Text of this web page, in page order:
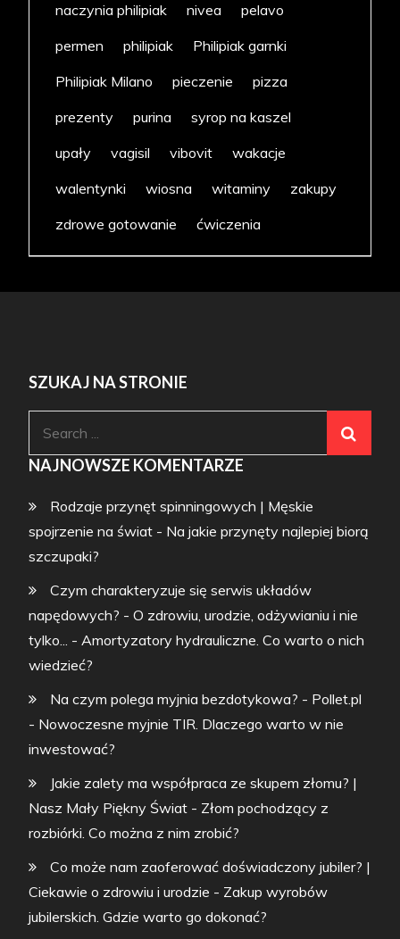
naczynia philipiak
nivea
pelavo
permen
philipiak
Philipiak garnki
Philipiak Milano
pieczenie
pizza
prezenty
purina
syrop na kaszel
upały
vagisil vibovit
wakacje
walentynki
wiosna witaminy
zakupy
zdrowe gotowanie
ćwiczenia
SZUKAJ NA STRONIE
NAJNOWSZE KOMENTARZE
Rodzaje przynęt spinningowych | Męskie
spojrzenie na świat - Na jakie przynęty najlepiej biorą
szczupaki?
Czym charakteryzuje się serwis układów
napędowych? - O zdrowiu, urodzie, odżywianiu i nie
tylko... -Amortyzatory hydrauliczne. Co warto o nich
wiedzieć?
Na czym polega myjnia bezdotykowa? - Pollet.pl
- Nowoczesne myjnie TIR. Dlaczego warto w nie
inwestować?
Jakie zalety ma współpraca ze skupem złomu? |
Nasz Mały Piękny Świat - Złom pochodzący z
rozbiórki. Co można z nim zrobić?
Co może nam zaoferować doświadczony jubiler? |
Ciekawie o zdrowiu i urodzie - Zakup wyrobów
jubilerskich. Gdzie warto go dokonać?